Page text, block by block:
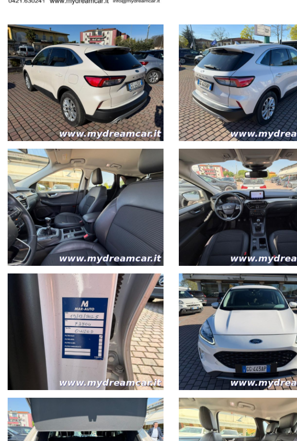
diversi portali internet. Vi invitiamo pertanto a contattare il nostro personale specializzato
Il pagamento dovrà avvenire tramite bonifico bancario anticipato oppure tramite
CONSEGNA DELLA VETTURA IN 1 ORA. Passaggio immediato presso agenzia ACI a 2km
- Ricevimento clienti direttamente in stazione ferroviaria di San Dona' o all'aeroporto Marco
GARANZIA DI CONFORMITA'12 MESI POSSIBILITA' DI FAR VEDERE L'AUTO DA UN
LE NOSTRE AUTO HANNO TUTTE LA GARANZIA DEL CHILOMETRAGGIO ORIGINALE,
DIMOSTRABILE - NO SPIACEVOLI SORPRESE.
ORARI LUN 10:30-12:30 ---15:00-19:00 MAR/VEN 9:00-12:30 --15:00-19:00 SAB 9:00-12:30
SIAMO IN: viale Primavera 89/2 incrocio con via Kennedy a San Dona' di Piave cap 30027 VE.
Se arrivate dall'autostrada A4 uscita di Noventa di Piave, inboccare via Martiri delle Foibe
tenere la destra all'incrocio, proseguire per un altro chilometro. Ci trovate sulla destra.
Visita la nostra pagina Facebook